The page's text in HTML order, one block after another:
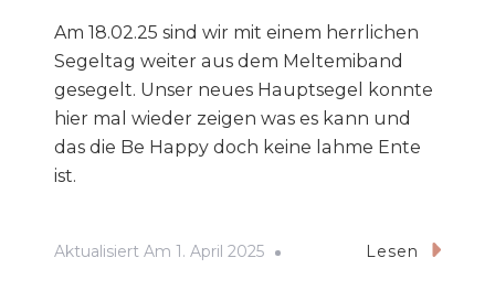
Am 18.02.25 sind wir mit einem herrlichen
Segeltag weiter aus dem Meltemiband
gesegelt. Unser neues Hauptsegel konnte
hier mal wieder zeigen was es kann und
das die Be Happy doch keine lahme Ente
ist.
Aktualisiert Am 1. April 2025 Lesen